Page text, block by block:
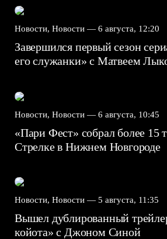
Новости, Новости — 6 августа, 12:20
Завершился первый сезон
его служанки» с Матвеем
Новости, Новости — 6 августа, 10:45
«Пари Фест» собрал более 15
Стрелке в Нижнем Новгороде
Новости, Новости — 5 августа, 11:35
Вышел дублированный
койота» с Джоном Синой